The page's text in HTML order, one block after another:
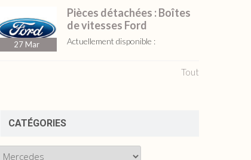
27 Mar
Pièces détachées : Boîtes
de vitesses Ford
Actuellement disponible :
Tout
CATÉGORIES
Catégories